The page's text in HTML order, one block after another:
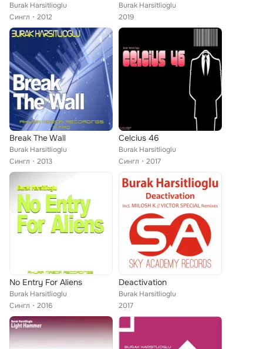
Burak Harsitlioglu
Сингл
2012
Burak Harsitlioglu
2019
Break The Wall
Burak Harsitlioglu
Сингл
2013
Celcius 46
Burak Harsitlioglu
Сингл
2017
No Entry For Aliens
Burak Harsitlioglu
Сингл
2016
Deactivation
Burak Harsitlioglu
2017